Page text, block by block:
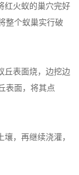
红火蚁的巢穴完好
整个蚁巢实行破
丘表面烧，边挖边
表面，将其点
壤，再继续浇灌，